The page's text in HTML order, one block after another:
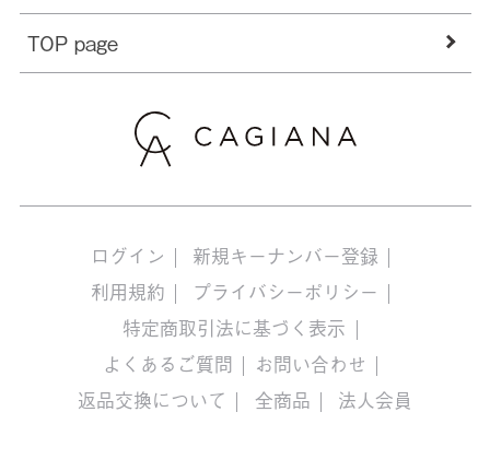
TOP page
ログイン
新規キーナンバー登録
利用規約
プライバシーポリシー
特定商取引法に基づく表示
よくあるご質問
お問い合わせ
返品交換について
全商品 法人会員